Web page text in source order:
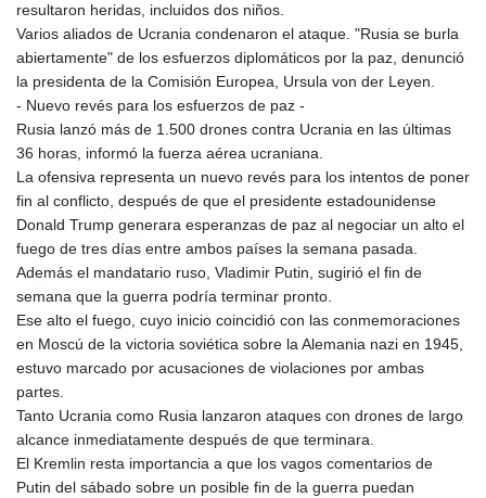
1374799.999854
ISK 123.030031
JEP 0.742819
JOD 0.708997
KES 129.350358
KGS 87.450213
KHR
4056.705519
KMF 427.000174
KWD 0.30893
KYD 0.833171
KZT 468.495939
22589.41952
89528.70601
LKR 335.825291
resultaron heridas, incluidos dos niños.
Varios aliados de Ucrania condenaron el ataque. "Rusia se burla
abiertamente" de los esfuerzos diplomáticos por la paz, denunció
la presidenta de la Comisión Europea, Ursula von der Leyen.
- Nuevo revés para los esfuerzos de paz -
Rusia lanzó más de 1.500 drones contra Ucrania en las últimas
36 horas, informó la fuerza aérea ucraniana.
La ofensiva representa un nuevo revés para los intentos de poner
fin al conflicto, después de que el presidente estadounidense
Donald Trump generara esperanzas de paz al negociar un alto el
fuego de tres días entre ambos países la semana pasada.
Además el mandatario ruso, Vladimir Putin, sugirió el fin de
semana que la guerra podría terminar pronto.
Ese alto el fuego, cuyo inicio coincidió con las conmemoraciones
en Moscú de la victoria soviética sobre la Alemania nazi en 1945,
estuvo marcado por acusaciones de violaciones por ambas
partes.
Tanto Ucrania como Rusia lanzaron ataques con drones de largo
alcance inmediatamente después de que terminara.
El Kremlin resta importancia a que los vagos comentarios de
Putin del sábado sobre un posible fin de la guerra puedan